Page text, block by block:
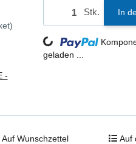
-
Stk. In
Loading...
geladen ...
Auf Wunschzettel Auf